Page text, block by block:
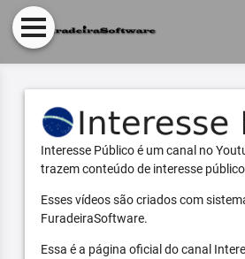
Interesse Público é um canal no
trazem conteúdo de interesse
Esses vídeos são criados com
FuradeiraSoftware.
Essa é a página oficial do canal